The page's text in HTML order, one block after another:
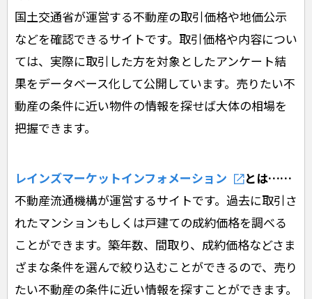
国土交通省が運営する不動産の取引価格や地価公示
などを確認できるサイトです。取引価格や内容につい
ては、実際に取引した方を対象としたアンケート結
果をデータベース化して公開しています。売りたい不
動産の条件に近い物件の情報を探せば大体の相場を
把握できます。
レインズマーケットインフォメーション
とは……
不動産流通機構が運営するサイトです。過去に取引さ
れたマンションもしくは戸建ての成約価格を調べる
ことができます。築年数、間取り、成約価格などさま
ざまな条件を選んで絞り込むことができるので、売り
たい不動産の条件に近い情報を探すことができます。